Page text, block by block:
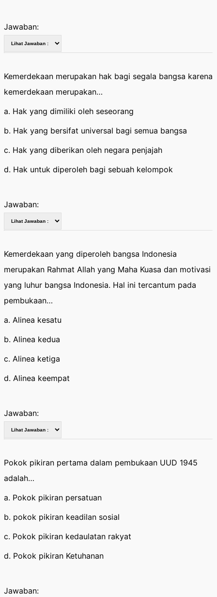
Jawaban:
Kemerdekaan merupakan hak bagi segala bangsa karena
kemerdekaan merupakan…
a. Hak yang dimiliki oleh seseorang
b. Hak yang bersifat universal bagi semua bangsa
c. Hak yang diberikan oleh negara penjajah
d. Hak untuk diperoleh bagi sebuah kelompok
Jawaban:
Kemerdekaan yang diperoleh bangsa Indonesia
merupakan Rahmat Allah yang Maha Kuasa dan motivasi
yang luhur bangsa Indonesia. Hal ini tercantum pada
pembukaan…
a. Alinea kesatu
b. Alinea kedua
c. Alinea ketiga
d. Alinea keempat
Jawaban:
Pokok pikiran pertama dalam pembukaan UUD 1945
adalah…
a. Pokok pikiran persatuan
b. pokok pikiran keadilan sosial
c. Pokok pikiran kedaulatan rakyat
d. Pokok pikiran Ketuhanan
Jawaban: